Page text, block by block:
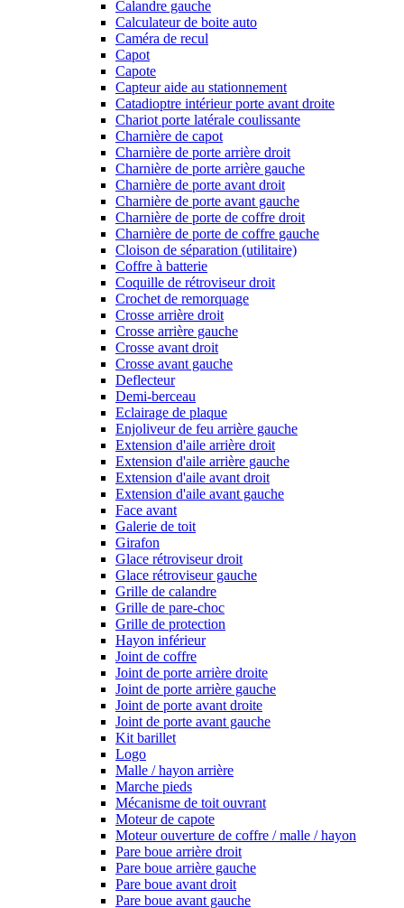
Calandre gauche
Calculateur de boite auto
Caméra de recul
Capot
Capote
Capteur aide au stationnement
Catadioptre intérieur porte avant droite
Chariot porte latérale coulissante
Charnière de capot
Charnière de porte arrière droit
Charnière de porte arrière gauche
Charnière de porte avant droit
Charnière de porte avant gauche
Charnière de porte de coffre droit
Charnière de porte de coffre gauche
Cloison de séparation (utilitaire)
Coffre à batterie
Coquille de rétroviseur droit
Crochet de remorquage
Crosse arrière droit
Crosse arrière gauche
Crosse avant droit
Crosse avant gauche
Deflecteur
Demi-berceau
Eclairage de plaque
Enjoliveur de feu arrière gauche
Extension d'aile arrière droit
Extension d'aile arrière gauche
Extension d'aile avant droit
Extension d'aile avant gauche
Face avant
Galerie de toit
Girafon
Glace rétroviseur droit
Glace rétroviseur gauche
Grille de calandre
Grille de pare-choc
Grille de protection
Hayon inférieur
Joint de coffre
Joint de porte arrière droite
Joint de porte arrière gauche
Joint de porte avant droite
Joint de porte avant gauche
Kit barillet
Logo
Malle / hayon arrière
Marche pieds
Mécanisme de toit ouvrant
Moteur de capote
Moteur ouverture de coffre / malle / hayon
Pare boue arrière droit
Pare boue arrière gauche
Pare boue avant droit
Pare boue avant gauche